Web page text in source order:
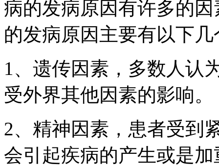
病的发病原因有许多的
的发病原因主要有以下
1、遗传因素，多数人认
受外界其他因素的影响。
2、精神因素，患者受到
会引起疾病的产生或是加